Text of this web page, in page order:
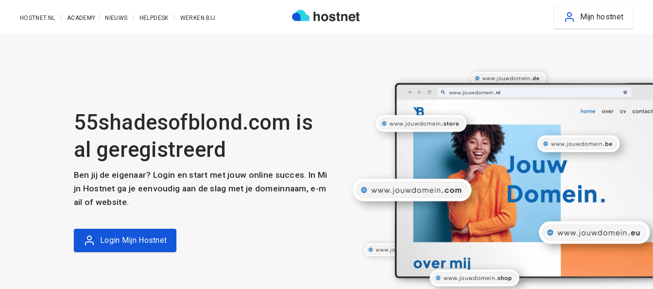
HOSTNET.NL ACADEMY NIEUWS HELPDESK WERKEN BIJ Mijn hostnet
55shadesofblond.com is
al geregistreerd
Ben jij de eigenaar? Login en start met jouw online succes. In Mi
jn Hostnet ga je eenvoudig aan de slag met je domeinnaam, e-m
ail of website.
Login Mijn Hostnet